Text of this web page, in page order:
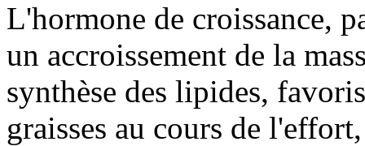
L'hormone de croissance,
un accroissement de la
synthèse des lipides,
graisses au cours de